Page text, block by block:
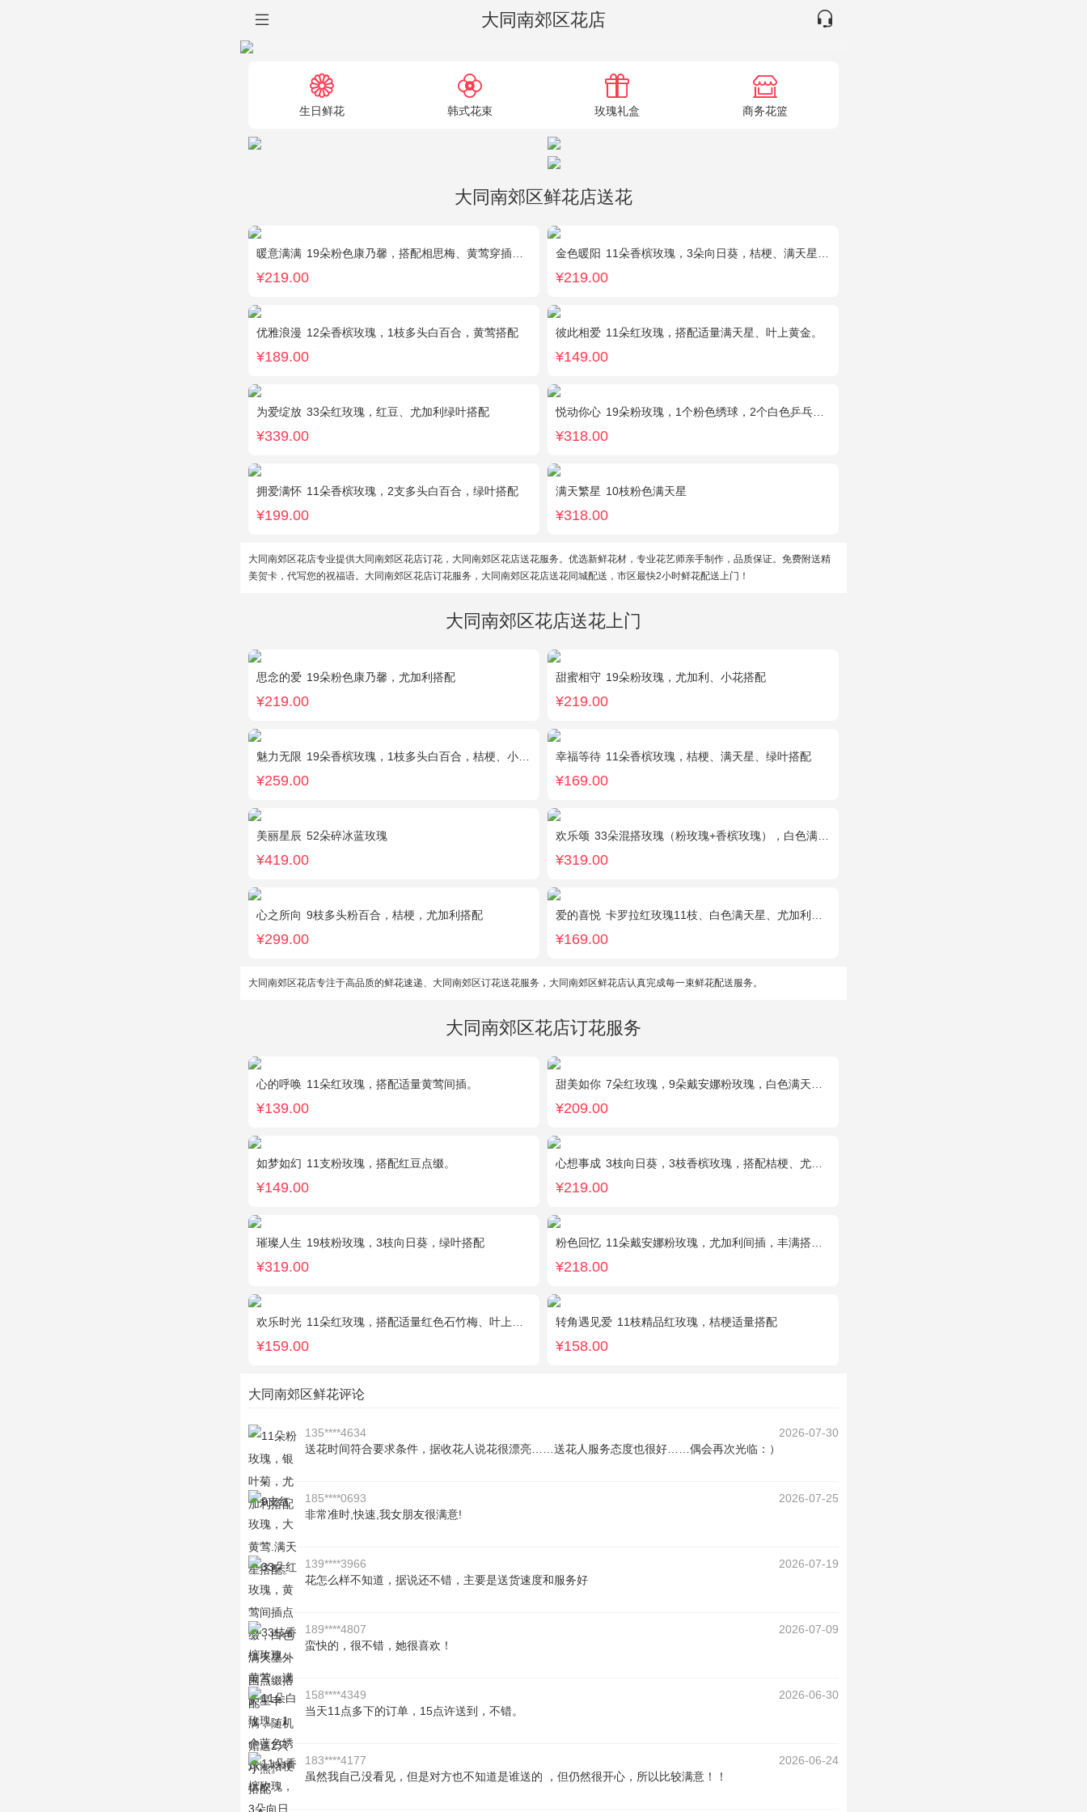
大同南郊区花店
生日鲜花 韩式花束 玫瑰礼盒 商务花篮
大同南郊区鲜花店送花
暖意满满 19朵粉色康乃馨，搭配相思梅、黄莺穿插点缀。
¥219.00
金色暖阳 11朵香槟玫瑰，3朵向日葵，桔梗、满天星混搭
¥219.00
优雅浪漫 12朵香槟玫瑰，1枝多头白百合，黄莺搭配
¥189.00
彼此相爱 11朵红玫瑰，搭配适量满天星、叶上黄金。
¥149.00
为爱绽放 33朵红玫瑰，红豆、尤加利绿叶搭配
¥339.00
悦动你心 19朵粉玫瑰，1个粉色绣球，2个白色乒乓菊，粉色桔梗、尤加利间插丰满
¥318.00
拥爱满怀 11朵香槟玫瑰，2支多头白百合，绿叶搭配
¥199.00
满天繁星 10枝粉色满天星
¥318.00
大同南郊区花店专业提供大同南郊区花店订花，大同南郊区花店送花服务。优选新鲜花材，专业花艺师亲手制作，品质保证。免费附送精
美贺卡，代写您的祝福语。大同南郊区花店订花服务，大同南郊区花店送花同城配送，市区最快2小时鲜花配送上门！
大同南郊区花店送花上门
思念的爱 19朵粉色康乃馨，尤加利搭配
¥219.00
甜蜜相守 19朵粉玫瑰，尤加利、小花搭配
¥219.00
魅力无限 19朵香槟玫瑰，1枝多头白百合，桔梗、小花、绿叶搭配
¥259.00
幸福等待 11朵香槟玫瑰，桔梗、满天星、绿叶搭配
¥169.00
美丽星辰 52朵碎冰蓝玫瑰
¥419.00
欢乐颂 33朵混搭玫瑰（粉玫瑰+香槟玫瑰），白色满天星环绕
¥319.00
心之所向 9枝多头粉百合，桔梗，尤加利搭配
¥299.00
爱的喜悦 卡罗拉红玫瑰11枝、白色满天星、尤加利搭配
¥169.00
大同南郊区花店专注于高品质的鲜花速递、大同南郊区订花送花服务，大同南郊区鲜花店认真完成每一束鲜花配送服务。
大同南郊区花店订花服务
心的呼唤 11朵红玫瑰，搭配适量黄莺间插。
¥139.00
甜美如你 7朵红玫瑰，9朵戴安娜粉玫瑰，白色满天星丰满间插，尤加利搭配
¥209.00
如梦如幻 11支粉玫瑰，搭配红豆点缀。
¥149.00
心想事成 3枝向日葵，3枝香槟玫瑰，搭配桔梗、尤加利叶
¥219.00
璀璨人生 19枝粉玫瑰，3枝向日葵，绿叶搭配
¥319.00
粉色回忆 11朵戴安娜粉玫瑰，尤加利间插，丰满搭配绿叶
¥218.00
欢乐时光 11朵红玫瑰，搭配适量红色石竹梅、叶上黄金间插。
¥159.00
转角遇见爱 11枝精品红玫瑰，桔梗适量搭配
¥158.00
大同南郊区鲜花评论
135****4634
2026-07-30
送花时间符合要求条件，据收花人说花很漂亮……送花人服务态度也很好……偶会再次光临：）
185****0693
2026-07-25
非常准时,快速,我女朋友很满意!
139****3966
2026-07-19
花怎么样不知道，据说还不错，主要是送货速度和服务好
189****4807
2026-07-09
蛮快的，很不错，她很喜欢！
158****4349
2026-06-30
当天11点多下的订单，15点许送到，不错。
183****4177
2026-06-24
虽然我自己没看见，但是对方也不知道是谁送的 ，但仍然很开心，所以比较满意！！